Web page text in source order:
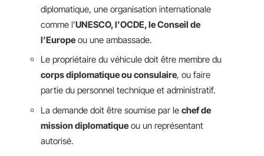
diplomatique, une organisation internationale
comme l’UNESCO, l’OCDE, le Conseil de
l’Europe ou une ambassade.
Le propriétaire du véhicule doit être membre du
corps diplomatique ou consulaire, ou faire
partie du personnel technique et administratif.
La demande doit être soumise par le chef de
mission diplomatique ou un représentant
autorisé.